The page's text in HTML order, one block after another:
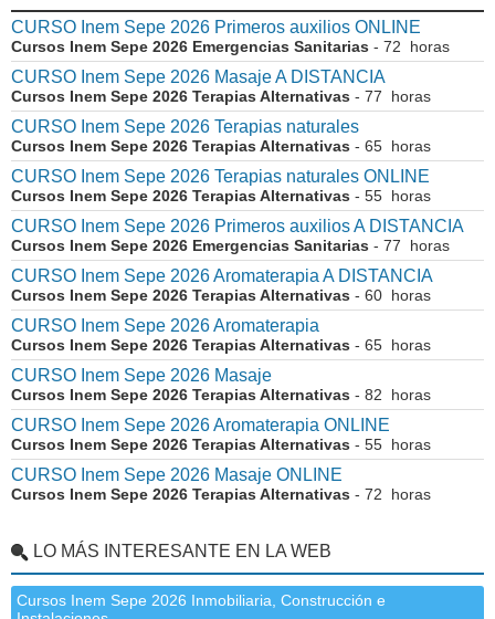
CURSO Inem Sepe 2026 Primeros auxilios ONLINE
Cursos Inem Sepe 2026 Emergencias Sanitarias - 72 horas
CURSO Inem Sepe 2026 Masaje A DISTANCIA
Cursos Inem Sepe 2026 Terapias Alternativas - 77 horas
CURSO Inem Sepe 2026 Terapias naturales
Cursos Inem Sepe 2026 Terapias Alternativas - 65 horas
CURSO Inem Sepe 2026 Terapias naturales ONLINE
Cursos Inem Sepe 2026 Terapias Alternativas - 55 horas
CURSO Inem Sepe 2026 Primeros auxilios A DISTANCIA
Cursos Inem Sepe 2026 Emergencias Sanitarias - 77 horas
CURSO Inem Sepe 2026 Aromaterapia A DISTANCIA
Cursos Inem Sepe 2026 Terapias Alternativas - 60 horas
CURSO Inem Sepe 2026 Aromaterapia
Cursos Inem Sepe 2026 Terapias Alternativas - 65 horas
CURSO Inem Sepe 2026 Masaje
Cursos Inem Sepe 2026 Terapias Alternativas - 82 horas
CURSO Inem Sepe 2026 Aromaterapia ONLINE
Cursos Inem Sepe 2026 Terapias Alternativas - 55 horas
CURSO Inem Sepe 2026 Masaje ONLINE
Cursos Inem Sepe 2026 Terapias Alternativas - 72 horas
LO MÁS INTERESANTE EN LA WEB
Cursos Inem Sepe 2026 Inmobiliaria, Construcción e